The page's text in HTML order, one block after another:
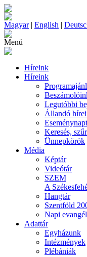
Magyar| English |
Menü
Híreink
Híreink
Legutóbbi
Állandó
Keresés,
Ünnepkörök
Média
Képtár
Videótár
SZEM
A
Hangtár
Szentföld
Napi
Adattár
Egyházunk
Intézmények
Plébániák